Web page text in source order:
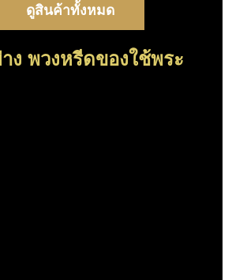
ดูสินค้าทั้งหมด
ง พวงหรีดของใช้พระ